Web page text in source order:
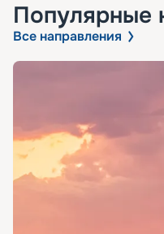
Популярные
Все направления